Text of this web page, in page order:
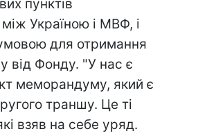
пунктів
Україною і МВФ, і
для отримання
від Фонду. "У нас є
меморандуму, який є
траншу. Це ті
взяв на себе уряд.